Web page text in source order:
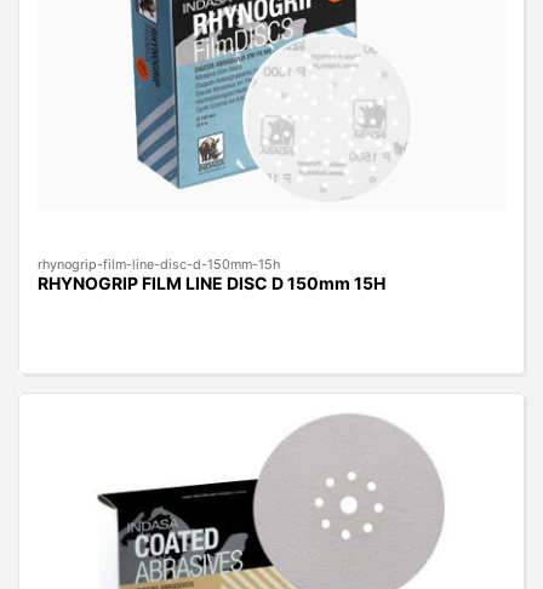
rhynogrip-film-line-disc-d-150mm-15h
RHYNOGRIP FILM LINE DISC D 150mm 15H